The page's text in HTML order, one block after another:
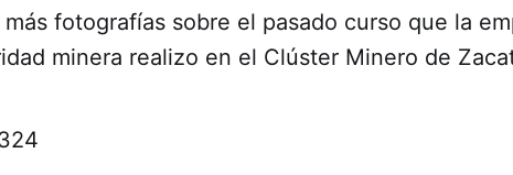
más fotografías sobre el pasado curso que la
minera realizo en el Clúster Minero de